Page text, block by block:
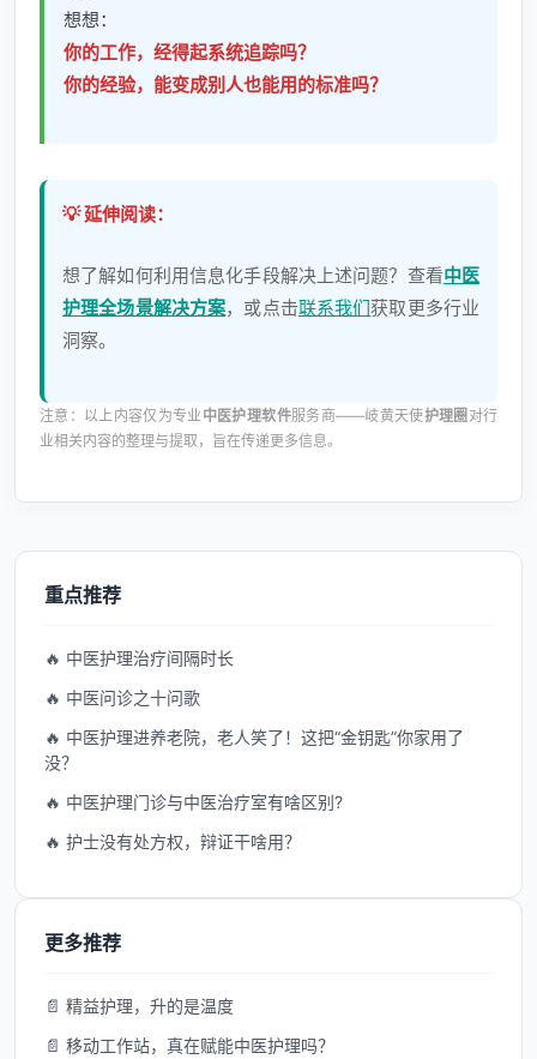
想想：
你的工作，经得起系统追踪吗？
你的经验，能变成别人也能用的标准吗？
💡 延伸阅读：
想了解如何利用信息化手段解决上述问题？查看中医
护理全场景解决方案，或点击联系我们获取更多行业
洞察。
注意：以上内容仅为专业中医护理软件服务商——岐黄天使护理圈 对行
业相关内容的整理与提取，旨在传递更多信息。
重点推荐
🔥 中医护理治疗间隔时长
🔥 中医问诊之十问歌
🔥 中医护理进养老院，老人笑了！这把“金钥匙”你家用了
没？
🔥 中医护理门诊与中医治疗室有啥区别?
🔥 护士没有处方权，辩证干啥用？
更多推荐
📄 精益护理，升的是温度
📄 移动工作站，真在赋能中医护理吗？